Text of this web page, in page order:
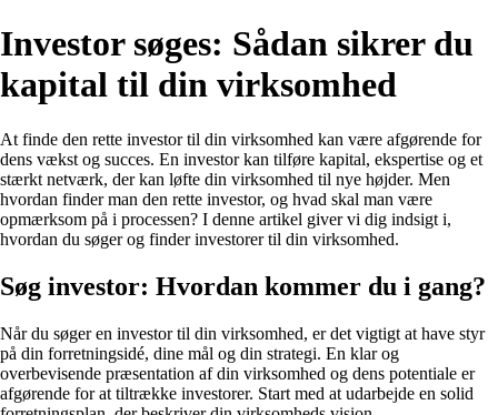
Investor søges: Sådan sikrer du
kapital til din virksomhed
At finde den rette investor til din virksomhed kan være afgørende for
dens vækst og succes. En investor kan tilføre kapital, ekspertise og et
stærkt netværk, der kan løfte din virksomhed til nye højder. Men
hvordan finder man den rette investor, og hvad skal man være
opmærksom på i processen? I denne artikel giver vi dig indsigt i,
hvordan du søger og finder investorer til din virksomhed.
Søg investor: Hvordan kommer du i gang?
Når du søger en investor til din virksomhed, er det vigtigt at have styr
på din forretningsidé, dine mål og din strategi. En klar og
overbevisende præsentation af din virksomhed og dens potentiale er
afgørende for at tiltrække investorer. Start med at udarbejde en solid